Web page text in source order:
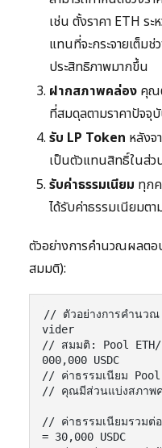
เช่น ตั้งราคา ETH ร
แทนที่จะกระจายเต็ม
ประสิทธิภาพมากขึ้น
ฝากสภาพคล่อง คุณ
ที่สมดุลตามราคาปัจจุ
รับ LP Token หลังจ
เป็นตัวแทนสิทธิ์ในส่
รับค่าธรรมเนียม ทุก
ได้รับค่าธรรมเนียม
ตัวอย่างการคำนวณผลต
สมมติ):
// ตัวอย่างการคำนว
vider
// สมมติ: Pool ETH/
000,000 USDC
// ค่าธรรมเนียม
// คุณมีส่วนแบ่งสภาพ
// ค่าธรรมเนียมรวม
= 30,000 USDC